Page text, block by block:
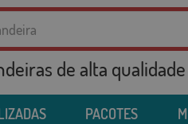
de alta
PACOTES